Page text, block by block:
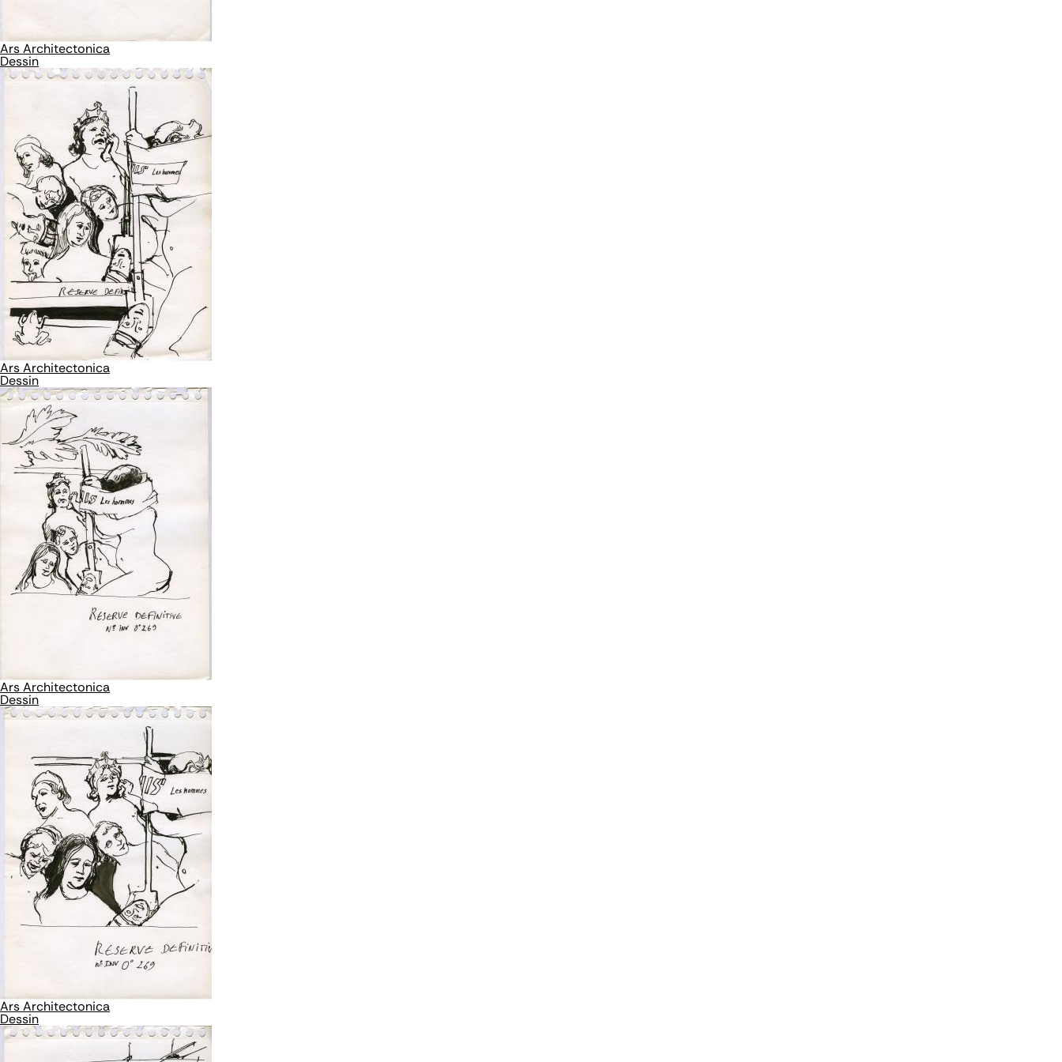
Ars Architectonica
Dessin
Ars Architectonica
Dessin
Ars Architectonica
Dessin
Ars Architectonica
Dessin